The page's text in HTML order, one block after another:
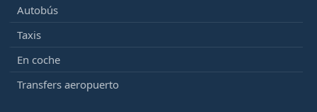
Autobús
Taxis
En coche
Transfers aeropuerto